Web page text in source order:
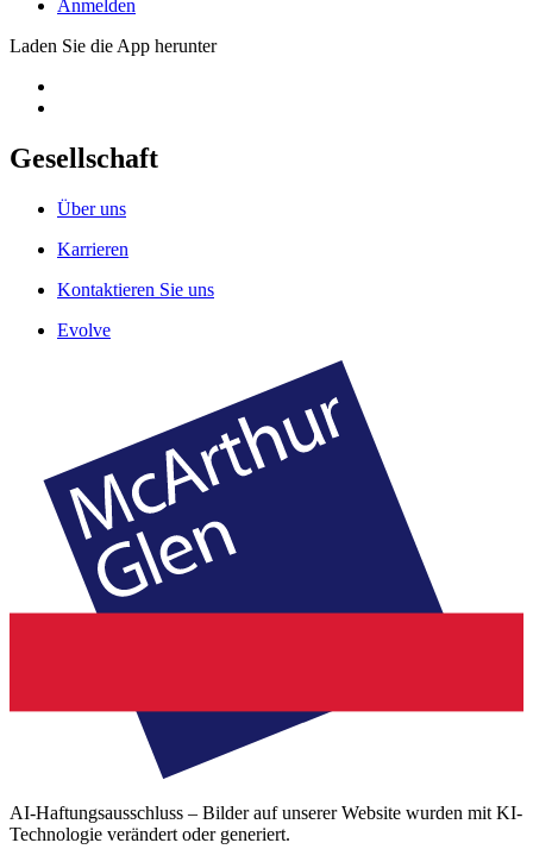
Anmelden
Laden Sie die App herunter
Gesellschaft
Über uns
Karrieren
Kontaktieren Sie uns
Evolve
AI-Haftungsausschluss – Bilder auf unserer Website wurden mit KI-
Technologie verändert oder generiert.